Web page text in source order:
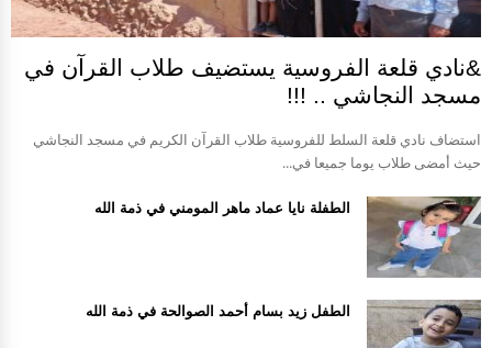
&نادي قلعة الفروسية يستضيف طلاب القرآن في
مسجد النجاشي .. !!!
استضاف نادي قلعة السلط للفروسية طلاب القرآن الكريم في مسجد النجاشي
حيث أمضى طلاب يوما جميعا في...
الطفلة نايا عماد ماهر المومني في ذمة الله
الطفل زيد بسام أحمد الصوالحة في ذمة الله